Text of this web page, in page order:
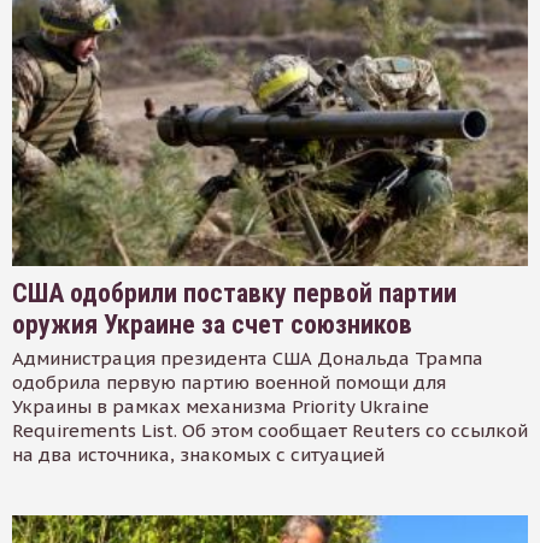
США одобрили поставку первой партии
оружия Украине за счет союзников
Администрация президента США Дональда Трампа
одобрила первую партию военной помощи для
Украины в рамках механизма Priority Ukraine
Requirements List. Об этом сообщает Reuters со ссылкой
на два источника, знакомых с ситуацией